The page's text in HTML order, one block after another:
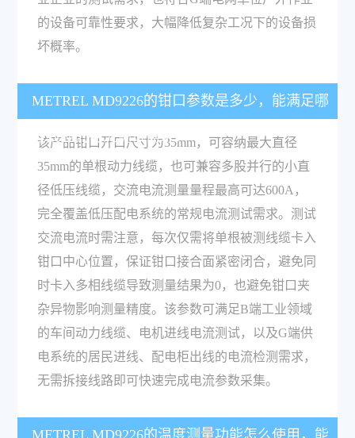
的设备可靠性要求，大幅降低复杂工况下的设备损
坏概率。
METREL MD9226的钳口参数是多少，能满足哪
些线缆的电流测试需求？
该产品钳口开口尺寸为35mm，可容纳最大直径
35mm的单根动力线缆，也可兼容多股并行的小直
径低压线缆，交流电流测量量程最高可达600A，
完全覆盖低压配电系统的常规电流测试需求。测试
交流电流时需注意，每次仅需将单根被测线缆卡入
钳口中心位置，保证钳口接合面紧密闭合，避免同
时卡入多相线缆导致测量结果为0，也避免钳口夹
杂异物影响测量精度。该参数可满足B端工业领域
的车间动力线缆、电机进线电流测试，以及G端供
电系统的居民进线、配电柜出线的电流检测需求，
无需拆接线路即可快速完成电流参数采集。
METREL MD9226的温度测量功能怎么使用，能